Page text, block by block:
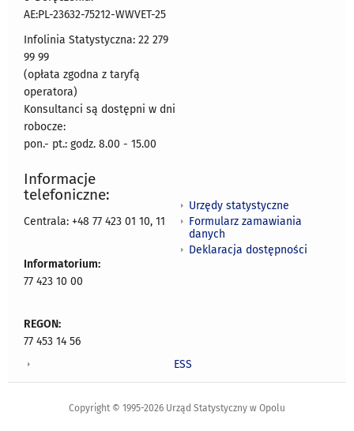
AE:PL-23632-75212-WWVET-25
Infolinia Statystyczna: 22 279
99 99
(opłata zgodna z taryfą
operatora)
Konsultanci są dostępni w dni
robocze:
pon.- pt.: godz. 8.00 - 15.00
Informacje
telefoniczne:
Centrala: +48 77 423 01 10, 11
Informatorium:
77 423 10 00
REGON:
77 453 14 56
Urzędy statystyczne
Formularz zamawiania
danych
Deklaracja dostępności
ESS
Copyright © 1995-2026 Urząd Statystyczny w Opolu